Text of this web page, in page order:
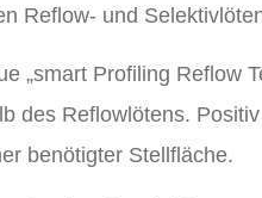
Reflow- und
„smart Profiling Reflow
des Reflowlötens.
benötigter Stellfläche.